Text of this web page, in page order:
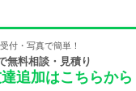
付・写真で簡単！
無料相談・見積り
追加はこちらから